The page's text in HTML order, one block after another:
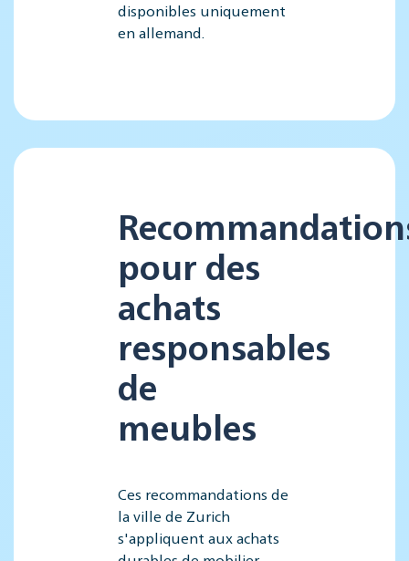
disponibles uniquement
en allemand.
pour des
achats
responsables
de
meubles
Ces recommandations de
la ville de Zurich
s'appliquent aux achats